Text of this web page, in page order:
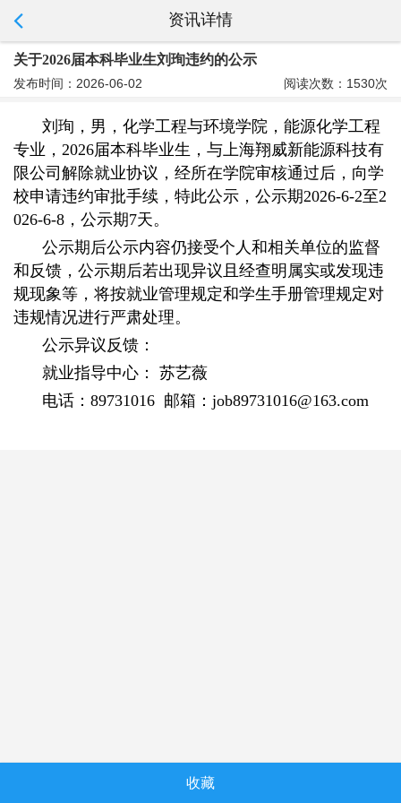
资讯详情
关于2026届本科毕业生刘珣违约的公示
发布时间：2026-06-02 阅读次数：1530次
刘珣，男，化学工程与环境学院，能源化学工程
专业，2026届本科毕业生，与上海翔威新能源科技有
限公司解除就业协议，经所在学院审核通过后，向学
校申请违约审批手续，特此公示，公示期2026-6-2至2
026-6-8，公示期7天。
公示期后公示内容仍接受个人和相关单位的监督
和反馈，公示期后若出现异议且经查明属实或发现违
规现象等，将按就业管理规定和学生手册管理规定对
违规情况进行严肃处理。
公示异议反馈：
就业指导中心： 苏艺薇
电话：89731016 邮箱：job89731016@163.com
收藏
技术支持：才立方就业